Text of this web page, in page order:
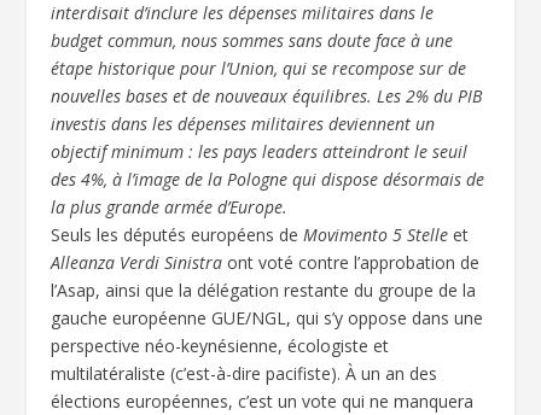
interdisait d’inclure les dépenses militaires dans le
budget commun, nous sommes sans doute face à une
étape historique pour l’Union, qui se recompose sur de
nouvelles bases et de nouveaux équilibres. Les 2% du PIB
investis dans les dépenses militaires deviennent un
objectif minimum : les pays leaders atteindront le seuil
des 4%, à l’image de la Pologne qui dispose désormais de
la plus grande armée d’Europe.
Seuls les députés européens deMovimento 5 Stelle et
Alleanza Verdi Sinistra ont voté contre l’approbation de
l’Asap, ainsi que la délégation restante du groupe de la
gauche européenne GUE/NGL, qui s’y oppose dans une
perspective néo-keynésienne, écologiste et
multilatéraliste (c’est-à-dire pacifiste). À un an des
élections européennes, c’est un vote qui ne manquera